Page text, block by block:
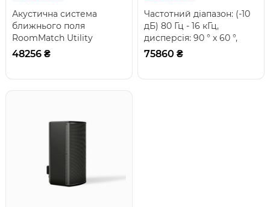
Акустична система
ближнього поля
RoomMatch Utility
RMU105 розроблена для
48256 ₴
Частотний діапазон: (-10
дБ) 80 Гц - 16 кГц,
дисперсія: 90 ° x 60 °,
потужність: 250 Вт,
75860 ₴